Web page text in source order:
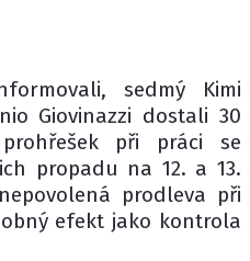
sedmý Kimi
Giovinazzi dostali 30
při práci se
propadu na 12. a 13.
prodleva při
efekt jako kontrola